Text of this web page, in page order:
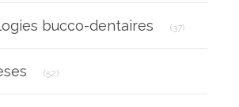
bucco-dentaires (37)
(52)